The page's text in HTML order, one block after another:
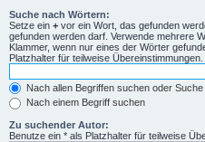
Suche nach Wörtern:
Setze ein + vor ein Wort, das gefunden
gefunden werden darf. Verwende mehrere
Klammer, wenn nur eines der Wörter
Platzhalter für teilweise Übereinstimmungen.
Nach allen Begriffen suchen oder
Nach einem Begriff suchen
Zu suchender Autor:
Benutze ein * als Platzhalter für teilweise